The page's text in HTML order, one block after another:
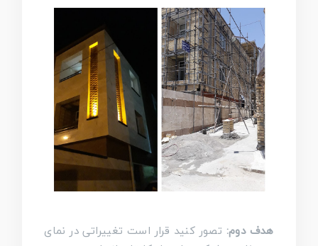
هدف دوم: تصور کنید قرار است تغییراتی در نمای